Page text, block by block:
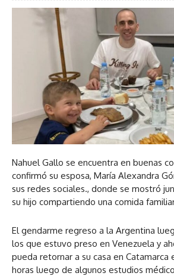
Nahuel Gallo se encuentra en buenas
confirmó su esposa, María Alexandra
sus redes sociales., donde se mostró
su hijo compartiendo una comida
El gendarme regreso a la Argentina
los que estuvo preso en Venezuela y
pueda retornar a su casa en Catamarca
horas luego de algunos estudios